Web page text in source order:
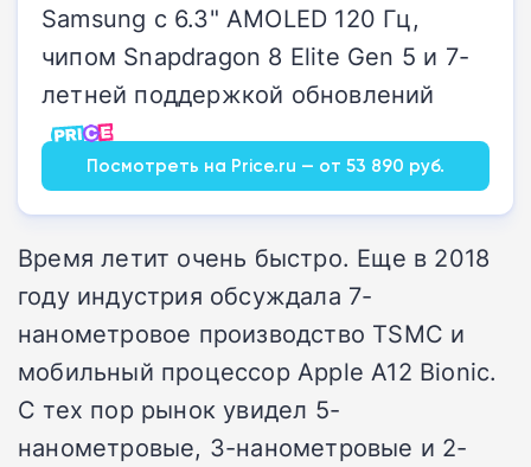
Samsung с 6.3" AMOLED 120 Гц,
чипом Snapdragon 8 Elite Gen 5 и 7-
летней поддержкой обновлений
Посмотреть на Price.ru — от 53 890 руб.
Время летит очень быстро. Еще в 2018
году индустрия обсуждала 7-
нанометровое производство TSMC и
мобильный процессор Apple A12 Bionic.
С тех пор рынок увидел 5-
нанометровые, 3-нанометровые и 2-